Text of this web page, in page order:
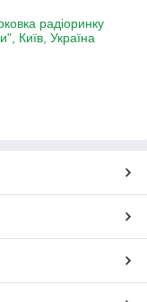
радіоринку
Київ, Україна